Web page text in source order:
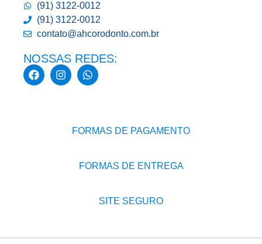
(91) 3122-0012
(91) 3122-0012
contato@ahcorodonto.com.br
NOSSAS REDES:
FORMAS DE PAGAMENTO
FORMAS DE ENTREGA
SITE SEGURO